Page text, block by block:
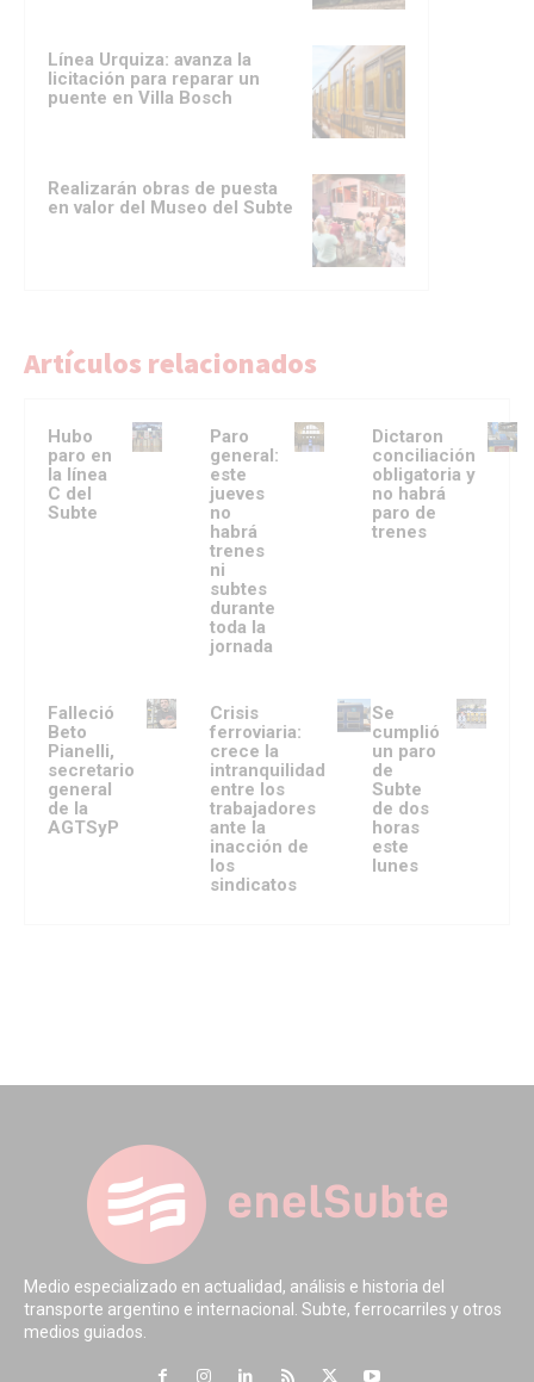
Línea Urquiza: avanza la
licitación para reparar un
puente en Villa Bosch
Realizarán obras de puesta
en valor del Museo del Subte
Artículos relacionados
Hubo
paro en
la línea
C del
Subte
Paro
general:
este
jueves
no
habrá
trenes
ni
subtes
durante
toda la
jornada
Dictaron
conciliación
obligatoria y
no habrá
paro de
trenes
Falleció
Beto
Pianelli,
secretario
general
de la
AGTSyP
Crisis
ferroviaria:
crece la
intranquilidad
entre los
trabajadores
ante la
inacción de
los
sindicatos
Se
cumplió
un paro
de
Subte
de dos
horas
este
lunes
Medio especializado en actualidad, análisis e historia del
transporte argentino e internacional. Subte, ferrocarriles y otros
medios guiados.